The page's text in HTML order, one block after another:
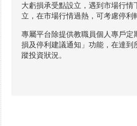
大虧損承受點設立，遇到市場行
立，在市場行情過熱，可考慮停利
專屬平台除提供教職員個人專戶
損及停利建議通知」功能，在達
蹤投資狀況。